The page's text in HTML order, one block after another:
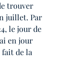
trouver
juillet. Par
le jour de
en jour
fait de la